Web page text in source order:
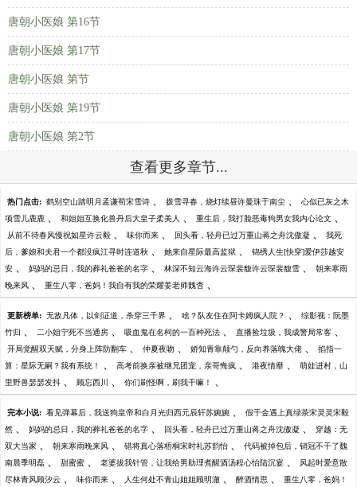
唐朝小医娘 第16节
唐朝小医娘 第17节
唐朝小医娘 第节
唐朝小医娘 第19节
唐朝小医娘 第2节
查看更多章节...
热门点击: 鹤别空山踏明月孟谦荀宋雪诗 、 拨雪寻春，烧灯续昼许曼珠于南尘 、 心似已灰之木
项雪儿鹿鹿 、 和姐姐互换化兽丹后大皇子柔美人 、 重生后，我打脸恶毒狗男女我内心论文 、
从前不待春风慢祝如星许云毅 、 味你而来 、 回头看，轻舟已过万重山蒋之舟沈傲凝 、 我死
后，爹娘和夫君一个都没疯江寻时连道秋 、 她来自星际最高监狱 、 锦绣人生[快穿]爱伊莎越安
安 、 妈妈的忌日，我的葬礼爸爸的名字 、 林深不知云海许云琛裴馥许云琛裴馥雪 、 朝来寒雨
晚来风 、 重生八零，爸妈！我自有我的荣耀姜老师魏杳 、
更新榜单: 无敌凡体，以剑证道，杀穿三千界 、 啥？队友住在阿卡姆疯人院？ 、 综影视：阮墨
竹归 、 二小姐宁死不当通房 、 吸血鬼在名柯的一百种死法 、 直播捡垃圾，我成警局常客 、
开局觉醒双天赋，分身上阵防翻车 、 仲夏夜吻 、 娇知青靠颠勺，反向养落魄大佬 、 掐指一
算：星际无嗣？我有系统！ 、 高考前换亲被继兄团宠，亲哥悔疯 、 港夜情靡 、 萌娃进村，山
里野兽瑟瑟发抖 、 顾忘西川 、 你们刷怪啊，刷我干嘛！ 、
完本小说: 看见弹幕后，我送狗皇帝和白月光归西元辰轩苏婉婉 、 假千金遇上真绿茶宋灵灵宋毅
然 、 妈妈的忌日，我的葬礼爸爸的名字 、 回头看，轻舟已过万重山蒋之舟沈傲凝 、 穿越：无
双大当家 、 朝来寒雨晚来风 、 错将真心落梧桐宋时礼苏韵怡 、 代码被掉包后，销冠不干了魏
南晨季明磊 、 甜蜜蜜 、 老婆拔我针管，让我给男助理煮醒酒汤程心怡陆沉宴 、 风起时爱意散
尽林青风顾汐云 、 味你而来 、 人生何处不青山姐姐顾明澈 、 醉酒情思 、 重生八零，爸妈！